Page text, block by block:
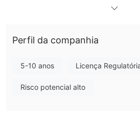
prática para os desafios da transição
chave no mercado de energia
plataforma para proprietários de ativos
Perfil da companhia
5-10 anos Licença
Risco potencial alto